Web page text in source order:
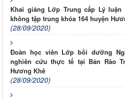
Khai giảng Lớp Trung cấp Lý
không tập trung khóa 164 huyện
(28/09/2020)
Đoàn học viên Lớp bồi dưỡng
nghiên cứu thực tế tại Bản Rào
Hương Khê
(28/09/2020)